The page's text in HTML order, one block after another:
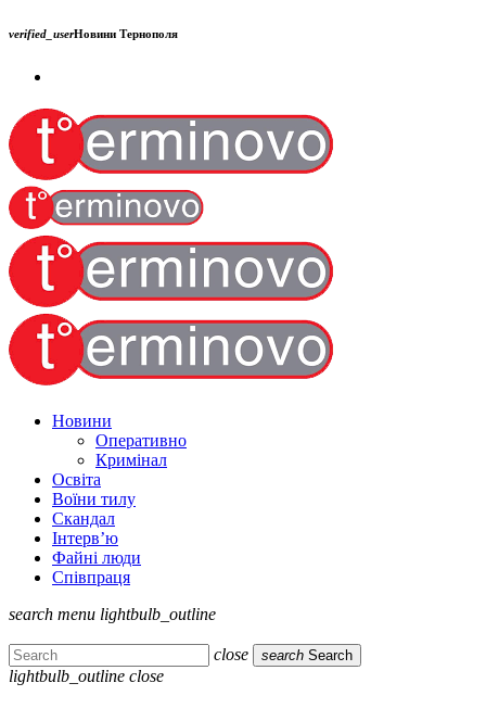
verified_userНовини Тернополя
Новини
Оперативно
Кримінал
Освіта
Воїни тилу
Скандал
Інтерв’ю
Файні люди
Співпраця
search menu lightbulb_outline
close search Search
lightbulb_outline close